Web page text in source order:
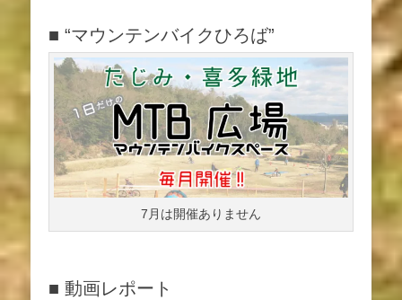
■ “マウンテンバイクひろば”
7月は開催ありません
■ 動画レポート